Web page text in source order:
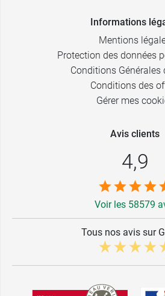
Informations
Mentions
Protection des données
Conditions Générales
Conditions des
Gérer mes
Avis clients
4,9
Voir les 58579
Tous nos avis sur